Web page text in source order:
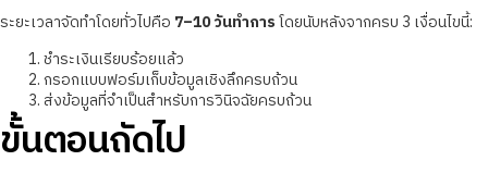
ระยะเวลาจัดทำโดยทั่วไปคือ 7–10 วันทำการโดยนับหลังจากครบ 3 เงื่อนไขนี้:
ชำระเงินเรียบร้อยแล้ว
กรอกแบบฟอร์มเก็บข้อมูลเชิงลึกครบถ้วน
ส่งข้อมูลที่จำเป็นสำหรับการวินิจฉัยครบถ้วน
ขั้นตอนถัดไป